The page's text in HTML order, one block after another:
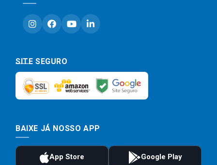
SITE SEGURO
BAIXE JÁ NOSSO APP